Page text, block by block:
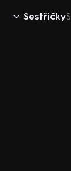
Sestřičky